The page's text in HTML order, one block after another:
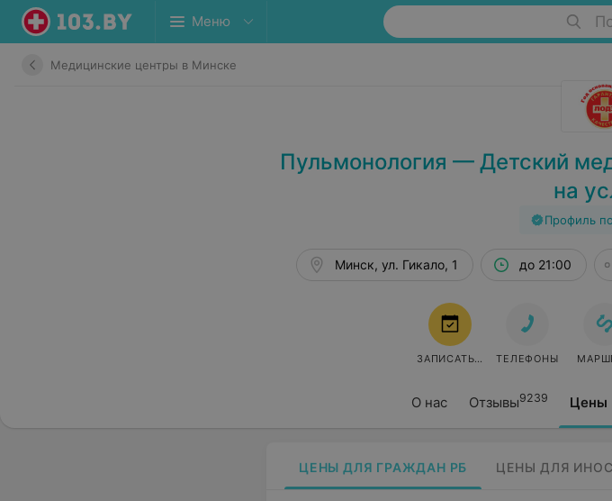
Меню
Медицинские центры в Минске
Пульмонология — Детский
на
Профиль
О нас Отзывы9239 Цены
Минск, ул. Гикало, 1 до 21:00
ЗАПИСАТЬСЯ ТЕЛЕФОНЫ
ЦЕНЫ ДЛЯ ГРАЖДАН РБ ЦЕНЫ ДЛЯ